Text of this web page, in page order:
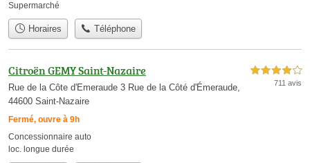
Supermarché
Horaires Téléphone
Citroën GEMY Saint-Nazaire
Rue de la Côte d'Emeraude 3 Rue de la Côté d'Émeraude,
44600 Saint-Nazaire
Fermé, ouvre à 9h
4,0 étoiles sur 5
711 avis
Concessionnaire auto
loc. longue durée